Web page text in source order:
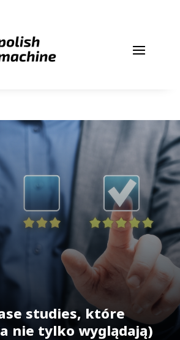
studies, które
nie tylko wyglądają)